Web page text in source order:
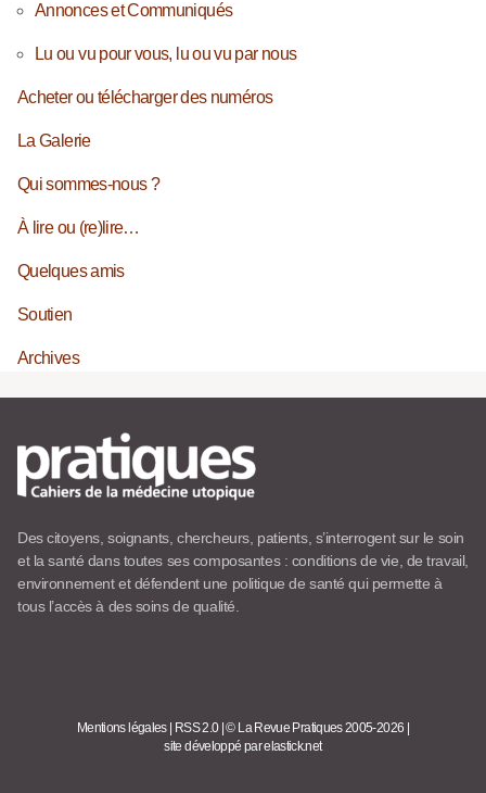
Annonces et Communiqués
Lu ou vu pour vous, lu ou vu par nous
Acheter ou télécharger des numéros
La Galerie
Qui sommes-nous ?
À lire ou (re)lire…
Quelques amis
Soutien
Archives
Des citoyens, soignants, chercheurs, patients, s’interrogent sur le soin
et la santé dans toutes ses composantes : conditions de vie, de travail,
environnement et défendent une politique de santé qui permette à
tous l’accès à des soins de qualité.
Mentions légales RSS 2.0 |© La Revue Pratiques 2005-2026
site développé par elastick.net